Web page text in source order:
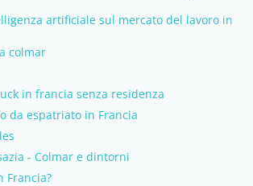
artificiale sul mercato del lavoro in
colmar
in francia senza residenza
da espatriato in Francia
- Colmar e dintorni
Francia?